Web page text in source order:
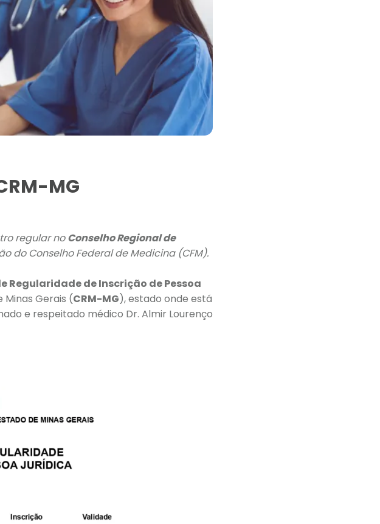
MG
regular noConselho Regional de
do Conselho Federal de Medicina (CFM).
Regularidade de Inscrição de Pessoa
Minas Gerais (CRM-MG), estado onde está
e respeitado médico Dr. Almir Lourenço